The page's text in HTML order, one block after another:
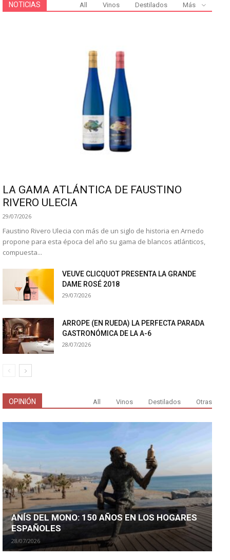
NOTICIAS All Vinos Destilados Más
LA GAMA ATLÁNTICA DE FAUSTINO
RIVERO ULECIA
29/07/2026
Faustino Rivero Ulecia con más de un siglo de historia en Arnedo
propone para esta época del año su gama de blancos atlánticos,
compuesta...
VEUVE CLICQUOT PRESENTA LA GRANDE
DAME ROSÉ 2018
29/07/2026
ARROPE (EN RUEDA) LA PERFECTA PARADA
GASTRONÓMICA DE LA A-6
28/07/2026
OPINIÓN All Vinos Destilados Otras
ANÍS DEL MONO: 150 AÑOS EN LOS HOGARES
ESPAÑOLES
28/07/2026